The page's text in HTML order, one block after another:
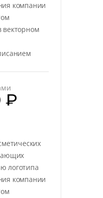
компании
₽
логотипа
компании